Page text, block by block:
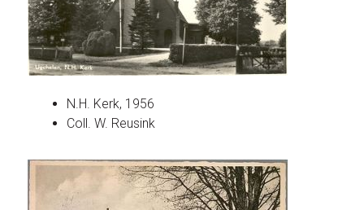
N.H. Kerk, 1956
Coll. W. Reusink